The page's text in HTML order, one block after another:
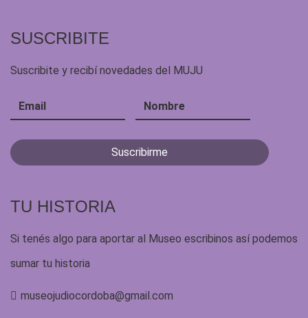
SUSCRIBITE
Suscribite y recibí novedades del MUJU
TU HISTORIA
Si tenés algo para aportar al Museo escribinos así podemos
sumar tu historia
museojudiocordoba@gmail.com